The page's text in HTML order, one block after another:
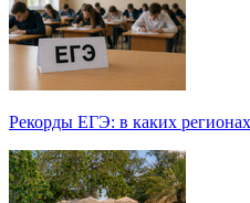
Рекорды ЕГЭ: в каких